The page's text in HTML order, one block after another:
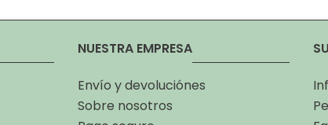
NUESTRA EMPRESA
Envío y devoluciónes
Sobre nosotros